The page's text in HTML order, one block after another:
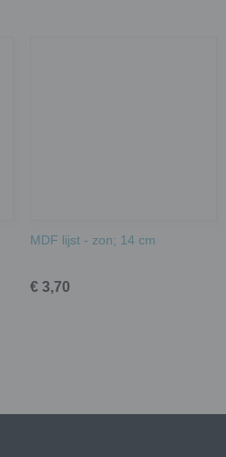
MDF lijst - zon; 14 cm
€ 3,70